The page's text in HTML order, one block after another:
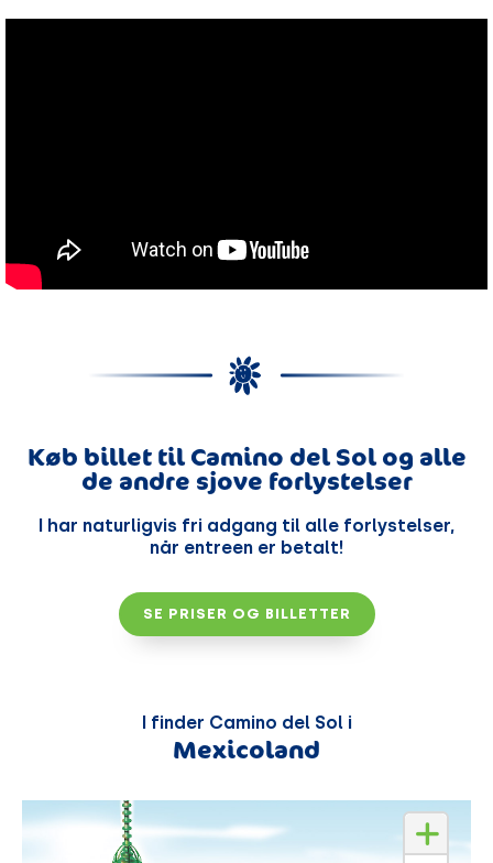
Køb billet til Camino del Sol og alle
de andre sjove forlystelser
I har naturligvis fri adgang til alle forlystelser,
når entreen er betalt!
SE PRISER OG BILLETTER
I finder Camino del Sol i
Mexicoland